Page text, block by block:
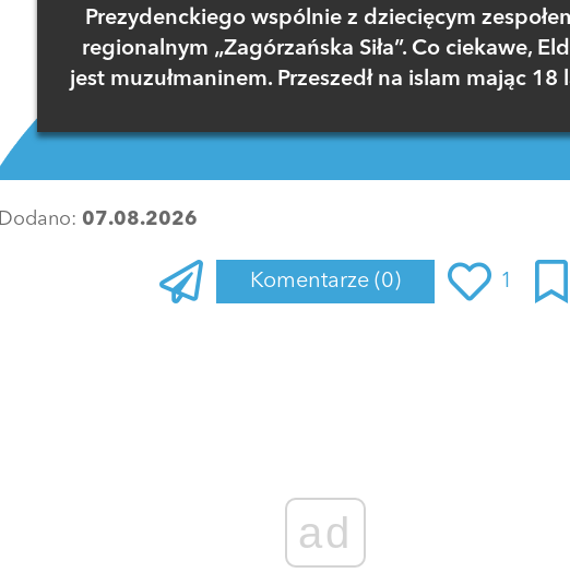
Prezydenckiego wspólnie z dziecięcym
regionalnym „Zagórzańska Siła”. Co ciekawe,
jest muzułmaninem. Przeszedł na islam mając 18
Dodano: 07.08.2026
Komentarze (0) 1
ad